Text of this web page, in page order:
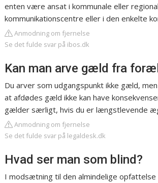
enten være ansat i kommunale eller
kommunikationscentre eller i den enkelte
Anmodning om fjernelse
Se det fulde svar på ibos.dk
Kan man arve gæld fra
Du arver som udgangspunkt ikke gæld,
at afdødes gæld ikke kan have
gælder særligt, hvis du er længstlevende
Anmodning om fjernelse
Se det fulde svar på legaldesk.dk
Hvad ser man som blind?
I modsætning til den almindelige opfattelse